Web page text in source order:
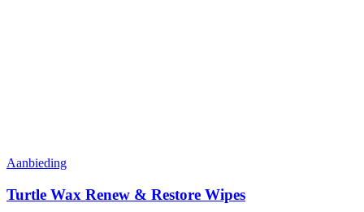
Aanbieding
Turtle Wax Renew & Restore Wipes